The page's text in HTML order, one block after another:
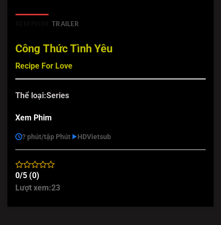
TRAILER
Công Thức Tình Yêu
Recipe For Love
Thể loại:Series
Xem Phim
? phút/tập Phút HDVietsub
0/5 (0)
Lượt xem:23